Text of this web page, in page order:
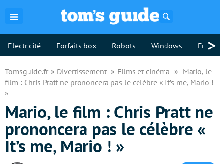
Electricité Forfaits box Robots Windows >
Tomsguide.fr Divertissement Films et cinéma
Mario, le
film : Chris Pratt ne prononcera pas le célèbre « It’s me, Mario !
»
Mario, le film : Chris Pratt ne
prononcera pas le célèbre «
It’s me, Mario ! »